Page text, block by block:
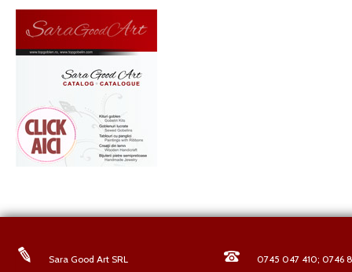
Sara Good Art SRL 0745 047 410; 0746